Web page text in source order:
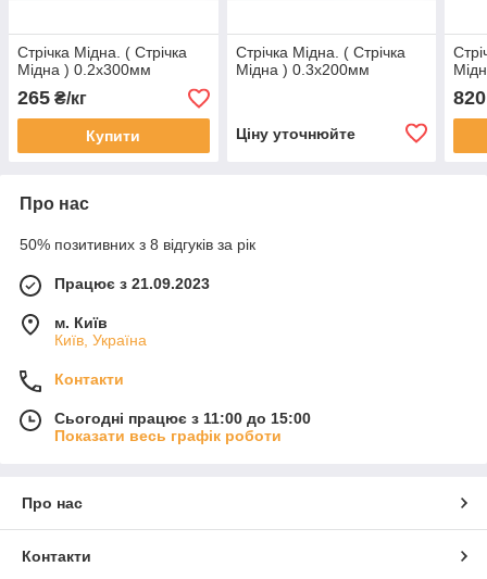
Стрічка Мідна. ( Стрічка
Мідна ) 0.2х300мм
265 ₴/кг
Купити
Стрічка Мідна. ( Стрічка
Мідна ) 0.3х200мм
Ціну уточнюйте
820
Про нас
50% позитивних з 8 відгуків за рік
Працює з 21.09.2023
м. Київ
Київ, Україна
Контакти
Сьогодні працює з 11:00 до 15:00
Показати весь графік роботи
Про нас
Контакти